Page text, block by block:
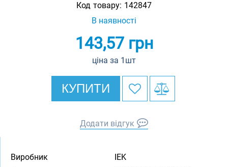
Код товару: 142847
В наявності
143,57грн
ціна за 1шт
КУПИТИ
Додати відгук
Виробник
IEK